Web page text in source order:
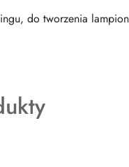
do tworzenia